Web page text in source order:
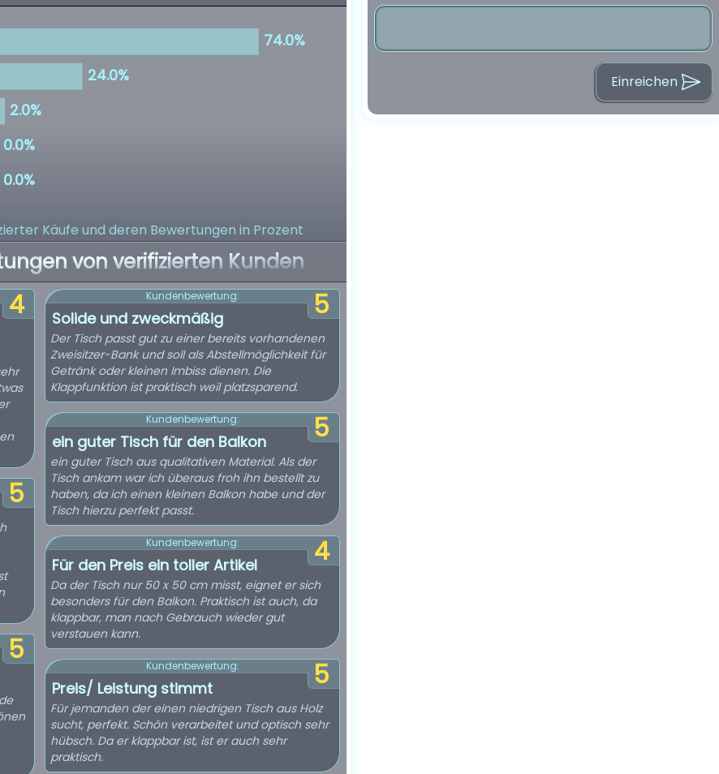
Käufe und deren Bewertungen in Prozent
von verifizierten Kunden
4
5
5
5
Kundenbewertung:
Solide und zweckmäßig
Der Tisch passt gut zu einer bereits vorhandenen
Zweisitzer-Bank und soll als Abstellmöglichkeit für
Getränk oder kleinen Imbiss dienen. Die
Klappfunktion ist praktisch weil platzsparend.
5
Kundenbewertung:
ein guter Tisch für den Balkon
ein guter Tisch aus qualitativen Material. Als der
Tisch ankam war ich überaus froh ihn bestellt zu
haben, da ich einen kleinen Balkon habe und der
Tisch hierzu perfekt passt.
4
Kundenbewertung:
Für den Preis ein toller Artikel
Da der Tisch nur 50 x 50 cm misst, eignet er sich
besonders für den Balkon. Praktisch ist auch, da
klappbar, man nach Gebrauch wieder gut
verstauen kann.
5
Kundenbewertung:
Preis/ Leistung stimmt
Für jemanden der einen niedrigen Tisch aus Holz
sucht, perfekt. Schön verarbeitet und optisch sehr
hübsch. Da er klappbar ist, ist er auch sehr
praktisch.
Einreichen